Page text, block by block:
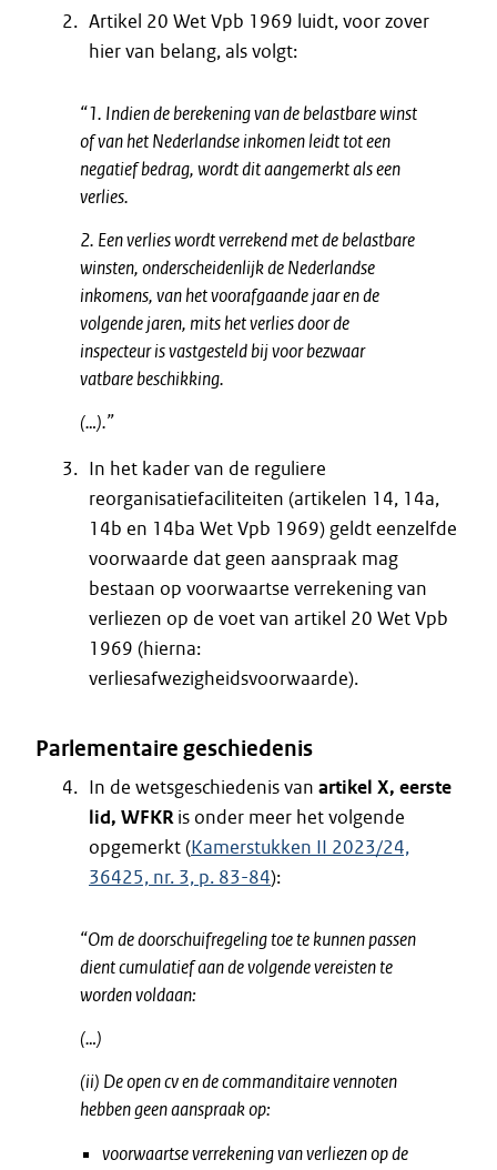
Artikel 20 Wet Vpb 1969 luidt, voor zover
hier van belang, als volgt:
“1. Indien de berekening van de belastbare winst
of van het Nederlandse inkomen leidt tot een
negatief bedrag, wordt dit aangemerkt als een
verlies.
2. Een verlies wordt verrekend met de belastbare
winsten, onderscheidenlijk de Nederlandse
inkomens, van het voorafgaande jaar en de
volgende jaren, mits het verlies door de
inspecteur is vastgesteld bij voor bezwaar
vatbare beschikking.
(…).”
In het kader van de reguliere
reorganisatiefaciliteiten (artikelen 14, 14a,
14b en 14ba Wet Vpb 1969) geldt eenzelfde
voorwaarde dat geen aanspraak mag
bestaan op voorwaartse verrekening van
verliezen op de voet van artikel 20 Wet Vpb
1969 (hierna:
verliesafwezigheidsvoorwaarde).
Parlementaire geschiedenis
In de wetsgeschiedenis van artikel X, eerste
lid, WFKRis onder meer het volgende
opgemerkt (Kamerstukken II 2023/24,
36425, nr. 3, p. 83-84):
“Om de doorschuifregeling toe te kunnen passen
dient cumulatief aan de volgende vereisten te
worden voldaan:
(…)
(ii) De open cv en de commanditaire vennoten
hebben geen aanspraak op:
voorwaartse verrekening van verliezen op de